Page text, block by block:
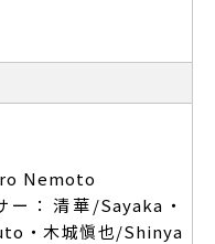
Nemoto
：清華/Sayaka・
・木城愼也/Shinya